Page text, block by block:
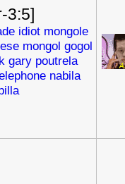
3:5]
idiot mongole
mongol gogol
gary poutrela
nabila